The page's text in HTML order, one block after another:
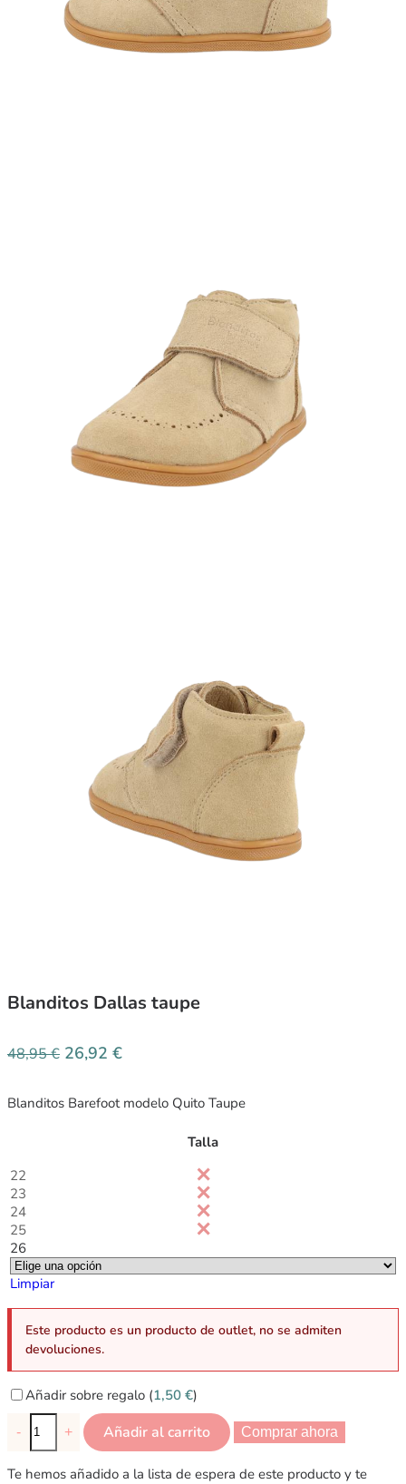
Blanditos Dallas taupe
48,95€ 26,92 €
Blanditos Barefoot modelo Quito Taupe
Talla
22
23
24
25
26
Limpiar
Este producto es un producto de outlet, no se admiten
devoluciones.
Añadir sobre regalo (1,50 €)
- + Añadir al carrito Comprar ahora
Te hemos añadido a la lista de espera de este producto y te